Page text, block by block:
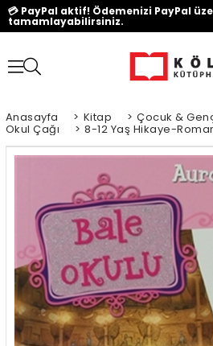
💳 PayPal aktif! Ödemenizi PayPal
tamamlayabilirsiniz.
Anasayfa > Kitap > Çocuk &
Okul Çağı > 8-12 Yaş Hikaye-